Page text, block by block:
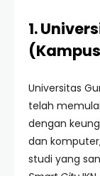
1.
Universitas
telah
dengan
dan
studi yang